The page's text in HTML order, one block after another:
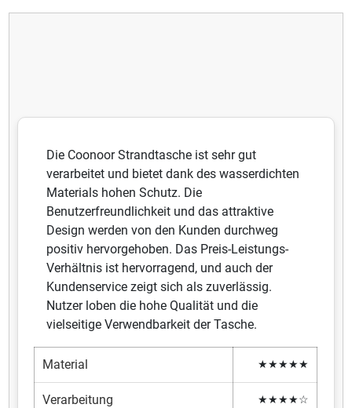
Die Coonoor Strandtasche ist sehr gut
verarbeitet und bietet dank des wasserdichten
Materials hohen Schutz. Die
Benutzerfreundlichkeit und das attraktive
Design werden von den Kunden durchweg
positiv hervorgehoben. Das Preis-Leistungs-
Verhältnis ist hervorragend, und auch der
Kundenservice zeigt sich als zuverlässig.
Nutzer loben die hohe Qualität und die
vielseitige Verwendbarkeit der Tasche.
Material ★★★★★
Verarbeitung ★★★★☆